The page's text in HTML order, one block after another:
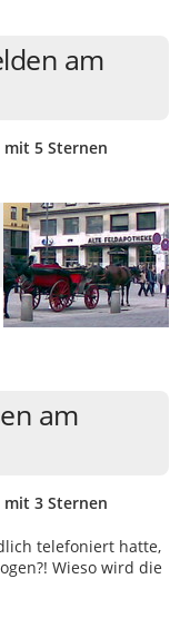
am
5 Sternen
am
3 Sternen
telefoniert hatte,
Wieso wird die